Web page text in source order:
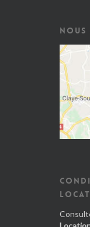
NOUS